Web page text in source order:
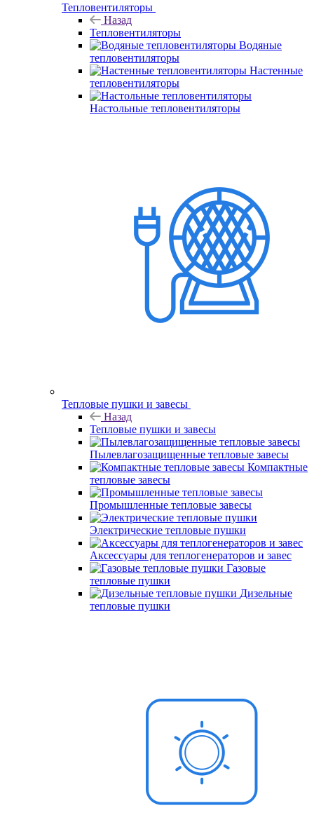
Тепловентиляторы
Назад
Тепловентиляторы
Водяные
тепловентиляторы
Настенные
тепловентиляторы
Настольные тепловентиляторы
Тепловые пушки и завесы
Назад
Тепловые пушки и завесы
Пылевлагозащищенные тепловые завесы
Компактные
тепловые завесы
Промышленные тепловые завесы
Электрические тепловые пушки
Аксессуары для теплогенераторов и завес
Газовые
тепловые пушки
Дизельные
тепловые пушки